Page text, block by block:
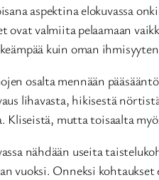
aspektina elokuvassa
ovat valmiita pelaamaan
kuin oman
osalta mennään
lihavasta, hikisestä
Kliseistä, mutta toisaalta
nähdään useita
vuoksi. Onneksi